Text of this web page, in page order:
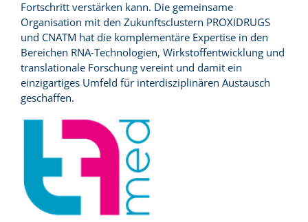
Fortschritt verstärken kann. Die gemeinsame
Organisation mit den Zukunftsclustern PROXIDRUGS
und CNATM hat die komplementäre Expertise in den
Bereichen RNA‑Technologien, Wirkstoffentwicklung und
translationale Forschung vereint und damit ein
einzigartiges Umfeld für interdisziplinären Austausch
geschaffen.